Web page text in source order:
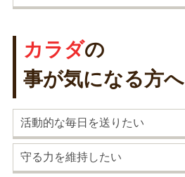
カラダの
事が気になる方へ
活動的な毎日を送りたい
守る力を維持したい